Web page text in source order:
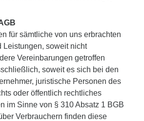
für sämtliche von uns erbrachten
Leistungen, soweit nicht
Vereinbarungen getroffen
soweit es sich bei den
juristische Personen des
oder öffentlich rechtliches
im Sinne von § 310 Absatz 1 BGB
Verbrauchern finden diese